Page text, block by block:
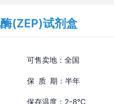
(ZEP)试剂盒
可售卖地：全国
保 质 期：半年
保存温度：2-8℃